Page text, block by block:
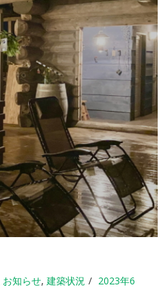
お知らせ, 建築状況
2023年6